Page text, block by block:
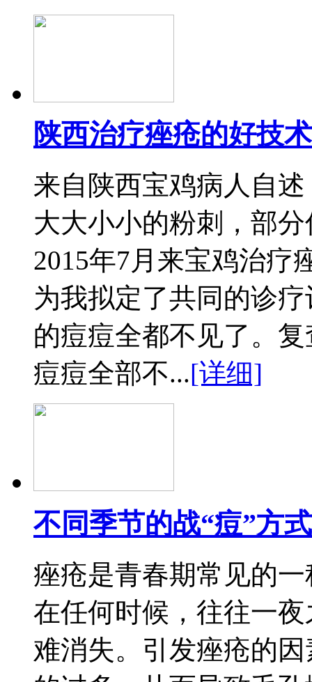
陕西治疗痤疮的好技术
来自陕西宝鸡病人自
大大小小的粉刺，部
2015年7月来宝鸡治疗
为我拟定了共同的诊
的痘痘全都不见了。
痘痘全部不...[详细]
不同季节的战“痘”方式
痤疮是青春期常见的
在任何时候，往往一
难消失。引发痤疮的